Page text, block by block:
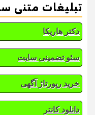
تبلیغات متنی
دکتر هاریکا
سئو تضمینی سایت
خرید رپورتاژ آگهی
دانلود کانتر